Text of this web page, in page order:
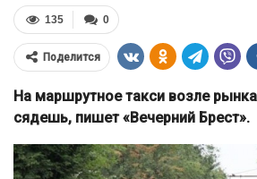
0
135
Поделится
На маршрутное такси возле
сядешь, пишет «Вечерний Брест».